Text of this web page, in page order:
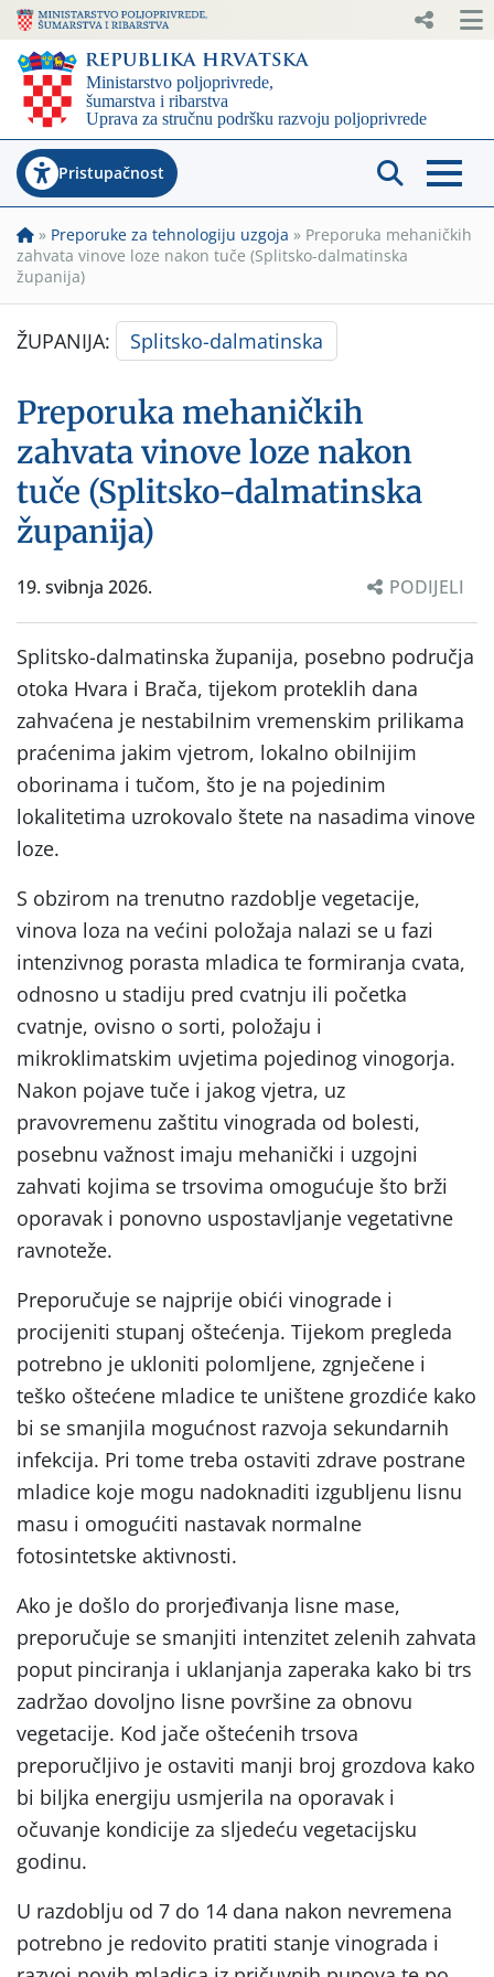
Pristupačnost
» Preporuke za tehnologiju uzgoja » Preporuka mehaničkih
zahvata vinove loze nakon tuče (Splitsko-dalmatinska
županija)
ŽUPANIJA: Splitsko-dalmatinska
Preporuka mehaničkih
zahvata vinove loze nakon
tuče (Splitsko-dalmatinska
županija)
19. svibnja 2026. PODIJELI
Splitsko-dalmatinska županija, posebno područja
otoka Hvara i Brača, tijekom proteklih dana
zahvaćena je nestabilnim vremenskim prilikama
praćenima jakim vjetrom, lokalno obilnijim
oborinama i tučom, što je na pojedinim
lokalitetima uzrokovalo štete na nasadima vinove
loze.
S obzirom na trenutno razdoblje vegetacije,
vinova loza na većini položaja nalazi se u fazi
intenzivnog porasta mladica te formiranja cvata,
odnosno u stadiju pred cvatnju ili početka
cvatnje, ovisno o sorti, položaju i
mikroklimatskim uvjetima pojedinog vinogorja.
Nakon pojave tuče i jakog vjetra, uz
pravovremenu zaštitu vinograda od bolesti,
posebnu važnost imaju mehanički i uzgojni
zahvati kojima se trsovima omogućuje što brži
oporavak i ponovno uspostavljanje vegetativne
ravnoteže.
Preporučuje se najprije obići vinograde i
procijeniti stupanj oštećenja. Tijekom pregleda
potrebno je ukloniti polomljene, zgnječene i
teško oštećene mladice te uništene grozdiće kako
bi se smanjila mogućnost razvoja sekundarnih
infekcija. Pri tome treba ostaviti zdrave postrane
mladice koje mogu nadoknaditi izgubljenu lisnu
masu i omogućiti nastavak normalne
fotosintetske aktivnosti.
Ako je došlo do prorjeđivanja lisne mase,
preporučuje se smanjiti intenzitet zelenih zahvata
poput pinciranja i uklanjanja zaperaka kako bi trs
zadržao dovoljno lisne površine za obnovu
vegetacije. Kod jače oštećenih trsova
preporučljivo je ostaviti manji broj grozdova kako
bi biljka energiju usmjerila na oporavak i
očuvanje kondicije za sljedeću vegetacijsku
godinu.
U razdoblju od 7 do 14 dana nakon nevremena
potrebno je redovito pratiti stanje vinograda i